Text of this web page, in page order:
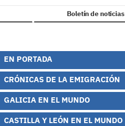
Boletín de noticias
EN PORTADA
CRÓNICAS DE LA EMIGRACIÓN
GALICIA EN EL MUNDO
CASTILLA Y LEÓN EN EL MUNDO